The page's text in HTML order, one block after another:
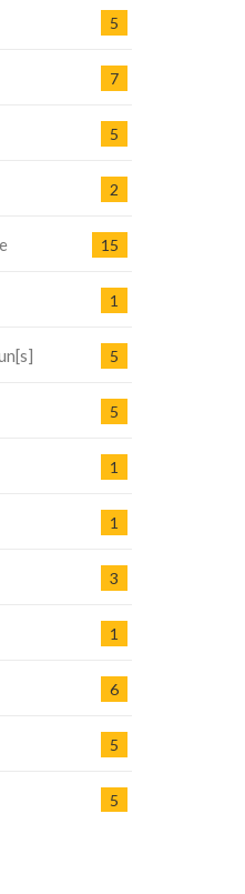
5
7
5
2
15
1
5
5
1
1
3
1
6
5
5